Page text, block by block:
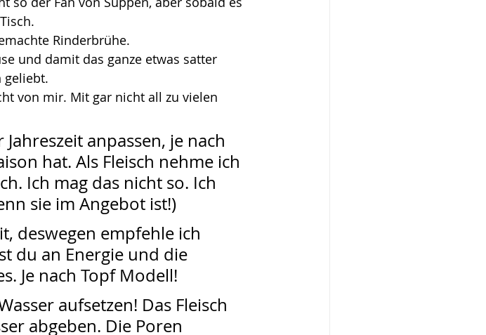
Rinderbrühe.
und damit das ganze etwas satter
geliebt.
von mir. Mit gar nicht all zu vielen
anpassen, je nach
hat. Als Fleisch nehme ich
Ich mag das nicht so. Ich
sie im Angebot ist!)
deswegen empfehle ich
du an Energie und die
Je nach Topf Modell!
aufsetzen! Das Fleisch
abgeben. Die Poren